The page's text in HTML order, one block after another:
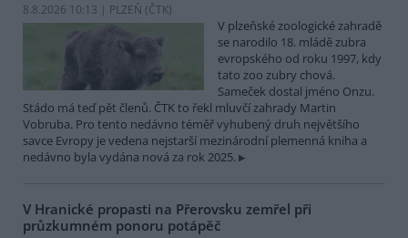
8.8.2026 10:13 | PLZEŇ (ČTK)
V plzeňské zoologické zahradě
se narodilo 18. mládě zubra
evropského od roku 1997, kdy
tato zoo zubry chová.
Sameček dostal jméno Onzu.
Stádo má teď pět členů. ČTK to řekl mluvčí zahrady Martin
Vobruba. Pro tento nedávno téměř vyhubený druh největšího
savce Evropy je vedena nejstarší mezinárodní plemenná kniha a
nedávno byla vydána nová za rok 2025.
V Hranické propasti na Přerovsku zemřel při
průzkumném ponoru potápěč